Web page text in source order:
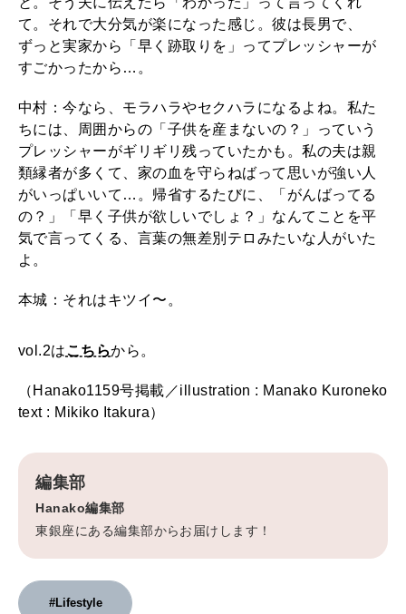
て。それで大分気が楽になった感じ。彼は長男で、
ずっと実家から「早く跡取りを」ってプレッシャーが
すごかったから…。
中村：今なら、モラハラやセクハラになるよね。私た
ちには、周囲からの「子供を産まないの？」っていう
プレッシャーがギリギリ残っていたかも。私の夫は親
類縁者が多くて、家の血を守らねばって思いが強い人
がいっぱいいて…。帰省するたびに、「がんばってる
の？」「早く子供が欲しいでしょ？」なんてことを平
気で言ってくる、言葉の無差別テロみたいな人がいた
よ。
本城：それはキツイ〜。
vol.2はこちらから。
（Hanako1159号掲載／illustration : Manako Kuroneko
text : Mikiko Itakura）
編集部
Hanako編集部
東銀座にある編集部からお届けします！
#Lifestyle